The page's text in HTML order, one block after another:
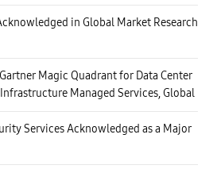
in Global Market Research
Magic Quadrant for Data Center
Managed Services, Global
Services Acknowledged as a Major